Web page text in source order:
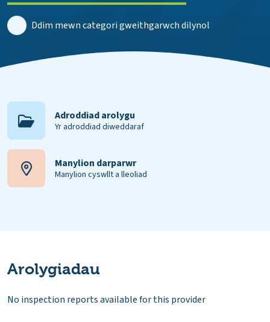
Ddim mewn categori gweithgarwch dilynol
Adroddiad arolygu
Yr adroddiad diweddaraf
Manylion darparwr
Manylion cyswllt a lleoliad
Arolygiadau
No inspection reports available for this provider